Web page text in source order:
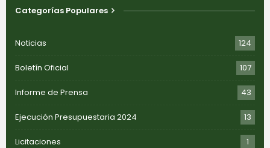
Categorías Populares
Noticias 124
Boletín Oficial 107
Informe de Prensa 43
Ejecución Presupuestaria 2024 13
Licitaciones 1